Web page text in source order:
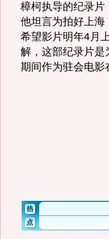
樟柯执导的纪录片
他坦言为拍好上海
希望影片明年4月
解，这部纪录片
期间作为驻会电影